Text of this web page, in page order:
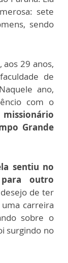
sete
sendo
29 anos,
de
ano,
com o
Grande
sentiu no
outro
de ter
carreira
sobre o
surgindo no